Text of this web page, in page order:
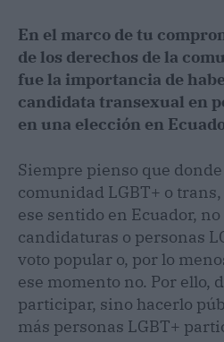
En el marco de tu
de los derechos de la
fue la importancia de
candidata transexual en
en una elección en
Siempre pienso que
comunidad LGBT+ o
ese sentido en Ecuador,
candidaturas o personas
voto popular o, por lo
ese momento no. Por ello,
participar, sino hacerlo
más personas LGBT+